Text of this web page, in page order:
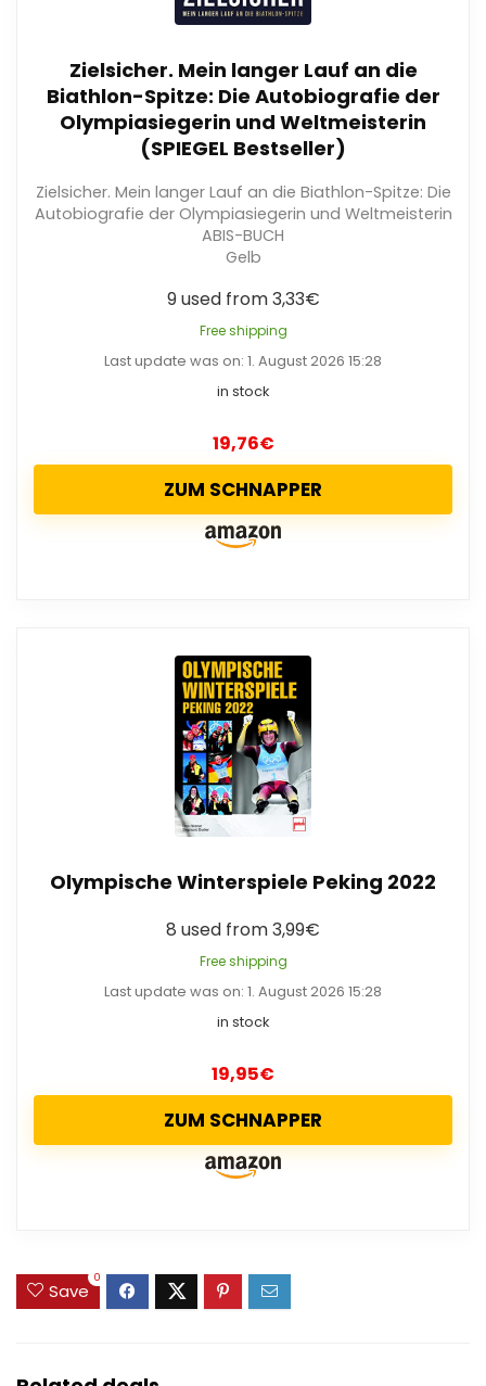
Zielsicher. Mein langer Lauf an die
Biathlon-Spitze: Die Autobiografie der
Olympiasiegerin und Weltmeisterin
(SPIEGEL Bestseller)
Zielsicher. Mein langer Lauf an die Biathlon-Spitze: Die
Autobiografie der Olympiasiegerin und Weltmeisterin
ABIS-BUCH
Gelb
9 used from 3,33€
Free shipping
Last update was on: 1. August 2026 15:28
in stock
19,76€
ZUM SCHNAPPER
Olympische Winterspiele Peking 2022
8 used from 3,99€
Free shipping
Last update was on: 1. August 2026 15:28
in stock
19,95€
ZUM SCHNAPPER
Save
0